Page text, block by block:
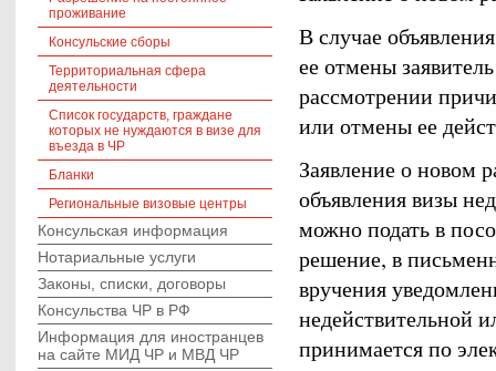
В случае
ее отмены
рассмотрении
или отмены ее
Заявление о новом
объявления визы
можно подать в
решение, в
вручения
недействительной
принимается по
проживание
Консульские сборы
Территориальная сфера
деятельности
Список государств, граждане
которых не нуждаются в визе для
въезда в ЧР
Бланки
Региональные визовые центры
Консульская информация
Нотариальные услуги
Законы, списки, договоры
Консульства ЧР в РФ
Информация для иностранцев
на сайте МИД ЧР и МВД ЧР